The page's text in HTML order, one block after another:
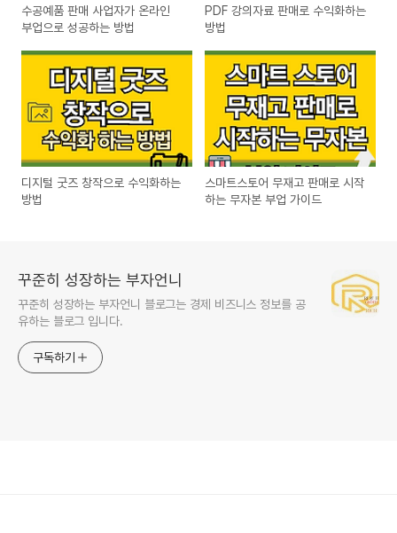
수공예품 판매 사업자가 온라인
부업으로 성공하는 방법
PDF 강의자료 판매로 수익화하는
방법
디지털 굿즈 창작으로 수익화하는
방법
스마트스토어 무재고 판매로 시작
하는 무자본 부업 가이드
꾸준히 성장하는 부자언니
꾸준히 성장하는 부자언니 블로그는 경제 비즈니스 정보를 공
유하는 블로그 입니다.
구독하기